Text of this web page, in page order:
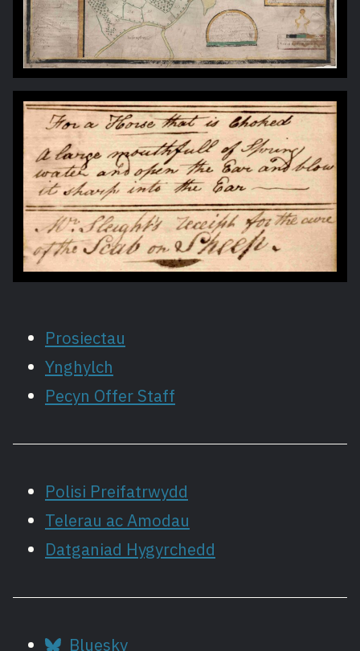
Prosiectau
Ynghylch
Pecyn Offer Staff
Polisi Preifatrwydd
Telerau ac Amodau
Datganiad Hygyrchedd
Bluesky